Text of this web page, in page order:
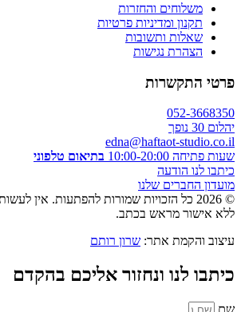
משלוחים והחזרות
תקנון ומדיניות פרטיות
שאלות ותשובות
הצהרת נגישות
פרטי התקשרות
052-3668350
יהלום 30 נופך
edna@haftaot-studio.co.il
שעות פתיחה 10:00-20:00
בתיאום טלפוני
כיתבו לנו הודעה
מועדון החברים שלנו
© 2026 כל הזכויות שמורות להפתעות. אין
ללא אישור מראש בכתב.
עיצוב והקמת אתר: שרון רותם
כיתבו לנו ונחזור אליכם בהקדם